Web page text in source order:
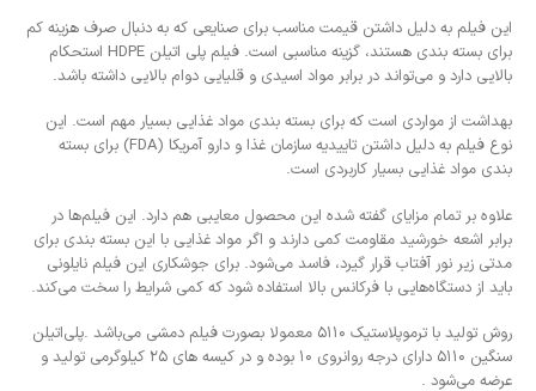
این فیلم به دلیل داشتن قیمت مناسب برای صنایعی که به دنبال صرف هزینه کم
برای بسته بندی هستند، گزینه مناسبی است. فیلم پلی اتیلن HDPE استحکام
بالایی دارد و می‌تواند در برابر مواد اسیدی و قلیایی دوام بالایی داشته باشد.
بهداشت از مواردی است که برای بسته بندی مواد غذایی بسیار مهم است. این
نوع فیلم به دلیل داشتن تاییدیه سازمان غذا و دارو آمریکا (FDA) برای بسته
بندی مواد غذایی بسیار کاربردی است.
علاوه بر تمام مزایای گفته شده این محصول معایبی هم دارد. این فیلم‌ها در
برابر اشعه خورشید مقاومت کمی دارند و اگر مواد غذایی با این بسته بندی برای
مدتی زیر نور آفتاب قرار گیرد، فاسد می‌شود. برای جوشکاری این فیلم نایلونی
باید از دستگاه‌هایی با فرکانس بالا استفاده شود که کمی شرایط را سخت می‌کند.
روش تولید با ترموپلاستیک 5110 معمولا بصورت فیلم دمشی می‌باشد .پلی‌اتیلن
سنگین 5110 دارای درجه روانروی 10 بوده و در کیسه های 25 کیلوگرمی تولید و
عرضه می‌شود .